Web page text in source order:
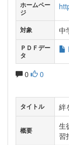
ホームペー
ジ
対象 中
ＰＤＦデー
タ
0 0
タイトル 絆
概要
生
習